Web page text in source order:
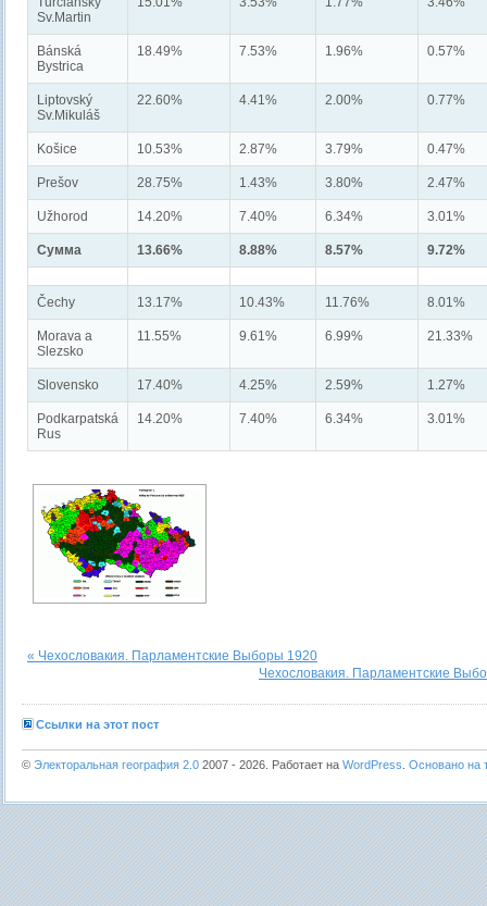
Sv.Martin
Bánská
Bystrica
18.49% 7.53% 1.96% 0.57%
Liptovský
Sv.Mikuláš
22.60% 4.41% 2.00% 0.77%
Košice 10.53% 2.87% 3.79% 0.47%
Prešov 28.75% 1.43% 3.80% 2.47%
Užhorod 14.20% 7.40% 6.34% 3.01%
Сумма 13.66% 8.88% 8.57% 9.72%
Čechy 13.17% 10.43% 11.76% 8.01%
Morava a
Slezsko
11.55% 9.61% 6.99% 21.33%
Slovensko 17.40% 4.25% 2.59% 1.27%
Podkarpatská
Rus
14.20% 7.40% 6.34% 3.01%
« Чехословакия. Парламентские Выборы 1920
Чехословакия. Парламентские
Ссылки на этот пост
© Электоральная география 2.0 2007 - 2026. Работает на WordPress Основано на